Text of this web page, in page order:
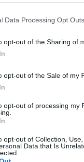
Data Processing Opt Outs
opt-out of the Sharing of
opt-out of the Sale of my
opt-out of processing my
opt-out of Collection,
Data that Is
voller